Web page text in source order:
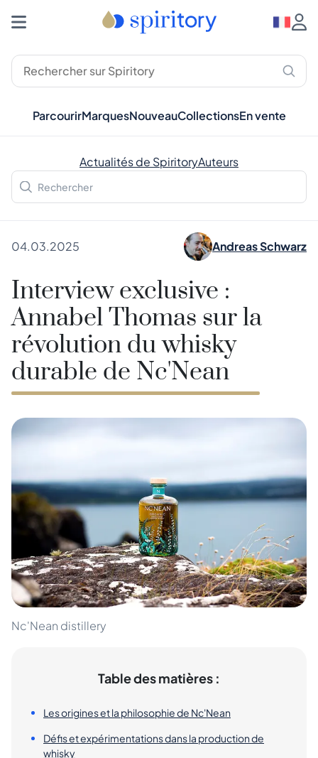
ParcourirMarquesNouveauCollectionsEn vente
Actualités de SpiritoryAuteurs
04.03.2025 Andreas Schwarz
Interview exclusive :
Annabel Thomas sur la
révolution du whisky
durable de Nc'Nean
Nc'Nean distillery
Table des matières :
Les origines et la philosophie de Nc'Nean
Défis et expérimentations dans la production de
whisky